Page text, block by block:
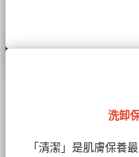
洗卸
「清潔」是肌膚保養